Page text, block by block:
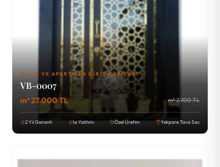
VILLA VE APARTMAN GIRIŞ KAPILARI
VB-0007
m² 27.000 TL m² 2.700 TL
2 Yıl Garanti Isı Yalıtımı Özel Üretim Yekpare Tava Sac